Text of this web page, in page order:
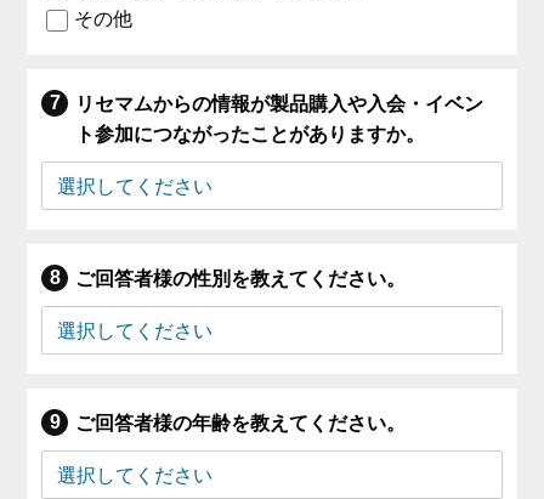
その他
リセマムからの情報が製品購入や入会・イベン
ト参加につながったことがありますか。
ご回答者様の性別を教えてください。
ご回答者様の年齢を教えてください。